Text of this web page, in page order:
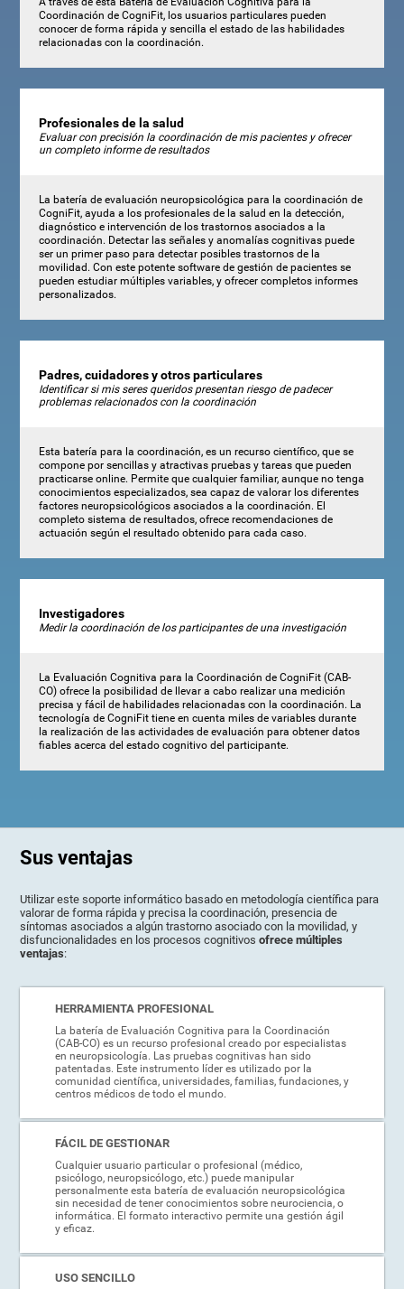
Coordinación de CogniFit, los usuarios particulares pueden
conocer de forma rápida y sencilla el estado de las habilidades
relacionadas con la coordinación.
Profesionales de la salud
Evaluar con precisión la coordinación de mis pacientes y ofrecer
un completo informe de resultados
La batería de evaluación neuropsicológica para la coordinación de
CogniFit, ayuda a los profesionales de la salud en la detección,
diagnóstico e intervención de los trastornos asociados a la
coordinación. Detectar las señales y anomalías cognitivas puede
ser un primer paso para detectar posibles trastornos de la
movilidad. Con este potente software de gestión de pacientes se
pueden estudiar múltiples variables, y ofrecer completos informes
personalizados.
Padres, cuidadores y otros particulares
Identificar si mis seres queridos presentan riesgo de padecer
problemas relacionados con la coordinación
Esta batería para la coordinación, es un recurso científico, que se
compone por sencillas y atractivas pruebas y tareas que pueden
practicarse online. Permite que cualquier familiar, aunque no tenga
conocimientos especializados, sea capaz de valorar los diferentes
factores neuropsicológicos asociados a la coordinación. El
completo sistema de resultados, ofrece recomendaciones de
actuación según el resultado obtenido para cada caso.
Investigadores
Medir la coordinación de los participantes de una investigación
La Evaluación Cognitiva para la Coordinación de CogniFit (CAB-
CO) ofrece la posibilidad de llevar a cabo realizar una medición
precisa y fácil de habilidades relacionadas con la coordinación. La
tecnología de CogniFit tiene en cuenta miles de variables durante
la realización de las actividades de evaluación para obtener datos
fiables acerca del estado cognitivo del participante.
Sus ventajas
Utilizar este soporte informático basado en metodología científica para
valorar de forma rápida y precisa la coordinación, presencia de
síntomas asociados a algún trastorno asociado con la movilidad, y
disfuncionalidades en los procesos cognitivosofrece múltiples
ventajas:
HERRAMIENTA PROFESIONAL
La batería de Evaluación Cognitiva para la Coordinación
(CAB-CO) es un recurso profesional creado por especialistas
en neuropsicología. Las pruebas cognitivas han sido
patentadas. Este instrumento líder es utilizado por la
comunidad científica, universidades, familias, fundaciones, y
centros médicos de todo el mundo.
FÁCIL DE GESTIONAR
Cualquier usuario particular o profesional (médico,
psicólogo, neuropsicólogo, etc.) puede manipular
personalmente esta batería de evaluación neuropsicológica
sin necesidad de tener conocimientos sobre neurociencia, o
informática. El formato interactivo permite una gestión ágil
y eficaz.
USO SENCILLO